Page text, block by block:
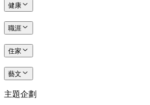
健康
職涯
住家
藝文
主題企劃